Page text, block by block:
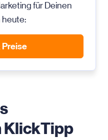
für Deinen
heute:
Preise
KlickTipp